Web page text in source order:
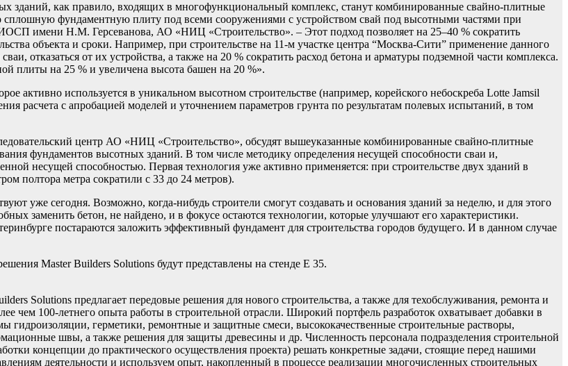
зданий, как правило, входящих в многофункциональный комплекс, станут комбинированные свайно-плитные
фундаментную плиту под всеми сооружениями с устройством свай под высотными частями при
имени Н.М. Герсеванова, АО «НИЦ «Строительство». – Этот подход позволяет на 25–40 % сократить
объекта и сроки. Например, при строительстве на 11-м участке центра “Москва-Сити” применение данного
отказаться от их устройства, а также на 20 % сократить расход бетона и арматуры подземной части комплекса.
плиты на 25 % и увеличена высота башен на 20 %».
активно используется в уникальном высотном строительстве (например, корейского небоскреба Lotte Jamsil
расчета с апробацией моделей и уточнением параметров грунта по результатам полевых испытаний, в том
центр АО «НИЦ «Строительство», обсудят вышеуказанные комбинированные свайно-плитные
фундаментов высотных зданий. В том числе методику определения несущей способности сваи и,
несущей способностью. Первая технология уже активно применяется: при строительстве двух зданий в
полтора метра сократили с 33 до 24 метров).
уже сегодня. Возможно, когда-нибудь строители смогут создавать и основания зданий за неделю, и для этого
заменить бетон, не найдено, и в фокусе остаются технологии, которые улучшают его характеристики.
постараются заложить эффективный фундамент для строительства городов будущего. И в данном случае
Master Builders Solutions будут представлены на стенде E 35.
Solutions предлагает передовые решения для нового строительства, а также для техобслуживания, ремонта и
чем 100-летнего опыта работы в строительной отрасли. Широкий портфель разработок охватывает добавки в
гидроизоляции, герметики, ремонтные и защитные смеси, высококачественные строительные растворы,
швы, а также решения для защиты древесины и др. Численность персонала подразделения строительной
концепции до практического осуществления проекта) решать конкретные задачи, стоящие перед нашими
деятельности и используем опыт, накопленный в процессе реализации многочисленных строительных